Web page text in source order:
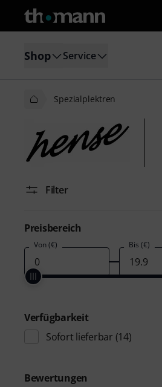
Shop Service
Spezialplektren
Filter
Preisbereich
Von (€) Bis (€)
Verfügbarkeit
Sofort lieferbar (14)
Bewertungen